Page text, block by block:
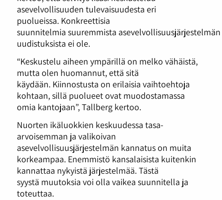
asevelvollisuuden tulevaisuudesta eri
puolueissa. Konkreettisia
suunnitelmia suuremmista asevelvollisuusjärjestelmän
uudistuksista ei ole.
“Keskustelu aiheen ympärillä on melko vähäistä,
mutta olen huomannut, että sitä
käydään. Kiinnostusta on erilaisia vaihtoehtoja
kohtaan, sillä puolueet ovat muodostamassa
omia kantojaan”, Tallberg kertoo.
Nuorten ikäluokkien keskuudessa tasa-
arvoisemman ja valikoivan
asevelvollisuusjärjestelmän kannatus on muita
korkeampaa. Enemmistö kansalaisista kuitenkin
kannattaa nykyistä järjestelmää. Tästä
syystä muutoksia voi olla vaikea suunnitella ja
toteuttaa.